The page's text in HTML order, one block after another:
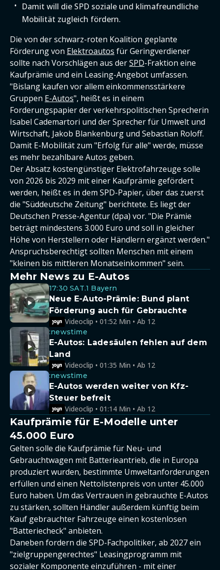
Damit will die SPD soziale und klimafreundliche
Mobilität zugleich fördern.
Die von der schwarz-roten Koalition geplante
Förderung von Elektroautos für Geringverdiener
sollte nach Vorschlägen aus derSPD-Fraktion eine
Kaufprämie und ein Leasing-Angebot umfassen.
"Bislang kaufen vor allem einkommensstärkere
Gruppen E-Autos", heißt es in einem
Forderungspapier der verkehrspolitischen Sprecherin
Isabel Cademartori und der Sprecher für Umwelt und
Wirtschaft, Jakob Blankenburg und Sebastian Roloff.
Damit E-Mobilität zum "Erfolg für alle" werde, müsse
es mehr bezahlbare Autos geben.
Der Absatz kostengünstiger Elektrofahrzeuge solle
von 2026 bis 2029 mit einer Kaufprämie gefördert
werden, heißt es in dem SPD-Papier, über das zuerst
die "Süddeutsche Zeitung" berichtete. Es liegt der
Deutschen Presse-Agentur (dpa) vor. "Die Prämie
beträgt mindestens 3.000 Euro und soll in gleicher
Höhe von Herstellern oder Händlern ergänzt werden."
Anspruchsberechtigt sollten Menschen mit einem
"kleinen bis mittleren Monatseinkommen" sein.
Mehr News zu E-Autos
17:30 SAT.1 Bayern
Neue E-Auto-Prämie: Bund plant
Förderung auch für Gebrauchte
Videoclip • 01:52 Min • Ab 12
:newstime
E-Autos: Ladesäulen fehlen auf dem
Land
Videoclip • 01:35 Min • Ab 12
:newstime
E-Autos werden weiter von Kfz-
Steuer befreit
Videoclip • 01:14 Min • Ab 12
Kaufprämie für E-Modelle unter
45.000 Euro
Gelten solle die Kaufprämie für Neu- und
Gebrauchtwagen mit Batterieantrieb, die in Europa
produziert wurden, bestimmte Umweltanforderungen
erfüllen und einen Nettolistenpreis von unter 45.000
Euro haben. Um das Vertrauen in gebrauchte E-Autos
zu stärken, sollten Händler außerdem künftig beim
Kauf gebrauchter Fahrzeuge einen kostenlosen
"Batteriecheck" anbieten.
Daneben fordern die SPD-Fachpolitiker, ab 2027 ein
"zielgruppengerechtes" Leasingprogramm mit
sozialer Komponente einzuführen - mit einer